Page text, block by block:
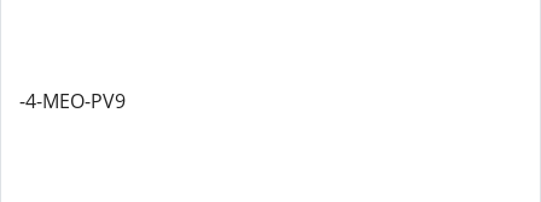
-4-MEO-PV9